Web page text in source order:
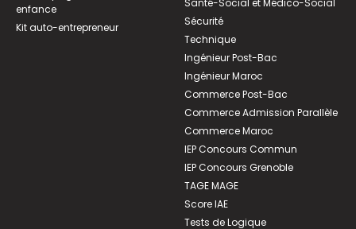
enfance
Kit auto-entrepreneur
Sécurité
Technique
Ingénieur Post-Bac
Ingénieur Maroc
Commerce Post-Bac
Commerce Admission Parallèle
Commerce Maroc
IEP Concours Commun
IEP Concours Grenoble
TAGE MAGE
Score IAE
Tests de Logique